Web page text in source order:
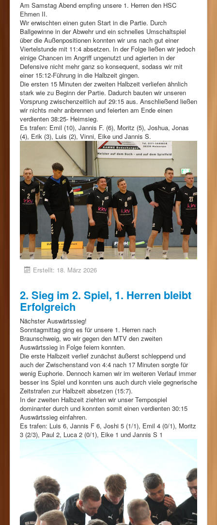
Am Samstag Abend empfing unsere 1. Herren den HSC
Ehmen II.
Wir erwischten einen guten Start in die Partie. Durch
Ballgewinne in der Abwehr und ein schnelles Umschaltspiel
über die Außenpositionen konnten wir uns nach gut einer
Viertelstunde mit 11:4 absetzen. In der Folge ließen wir jedoch
einige Chancen im Angriff ungenutzt und agierten in der
Defensive nicht mehr ganz so konsequent, sodass wir mit
einer 15:12-Führung in die Halbzeit gingen.
Die ersten 15 Minuten der zweiten Halbzeit verliefen ähnlich
stark wie zu Beginn der Partie. Dadurch bauten wir unseren
Vorsprung zwischenzeitlich auf 29:15 aus. Anschließend ließen
wir nichts mehr anbrennen und feierten am Ende einen
verdienten 38:25- Heimsieg.
Es trafen: Emil (10), Jannis F. (6), Moritz (5), Joshua, Jonas
(4), Erik (3), Luis (2), Vinni, Eike und Jannis S.
Erstellt: 18. März 2026
2. Sieg im 2. Spiel, 1. Herren bleibt
Erfolgreich
Nächster Auswärtssieg!
Sonntagmittag ging es für unsere 1. Herren nach
Braunschweig, wo wir gegen den MTV den zweiten
Auswärtssieg in Folge feiern konnten.
Die erste Halbzeit verlief zunächst äußerst schleppend und
auch der Zwischenstand von 4:4 nach 17 Minuten sorgte für
wenig Euphorie. Dennoch kamen wir im weiteren Verlauf immer
besser ins Spiel und konnten uns auch durch viele gegnerische
Zeitstrafen zur Halbzeit absetzen (15:7).
In der zweiten Halbzeit ziehten wir unser Tempospiel
dominanter durch und konnten somit einen verdienten 30:15
Auswärtssieg einfahren.
Es trafen: Luis 6, Jannis F 6, Joshi 5 (1/1), Emil 4 (0/1), Moritz
3 (2/3), Paul 2, Luca 2 (0/1), Eike 1 und Jannis S 1